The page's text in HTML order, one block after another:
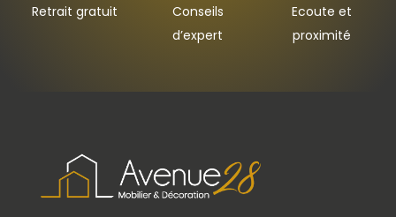
Retrait gratuit
Conseils
d’expert
Ecoute et
proximité